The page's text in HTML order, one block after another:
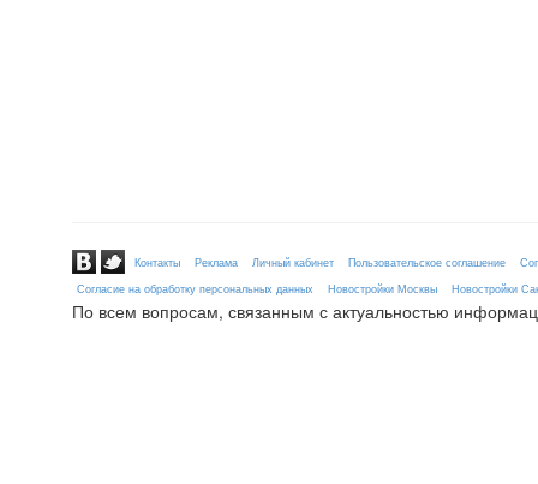
Контакты Реклама Личный кабинет Пользовательское соглашение
Согласие на обработку персональных данных
Новостройки Москвы Новостройки
По всем вопросам, связанным с актуальностью